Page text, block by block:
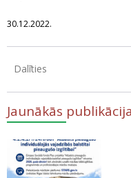
30.12.2022.
Dalīties
Jaunākās